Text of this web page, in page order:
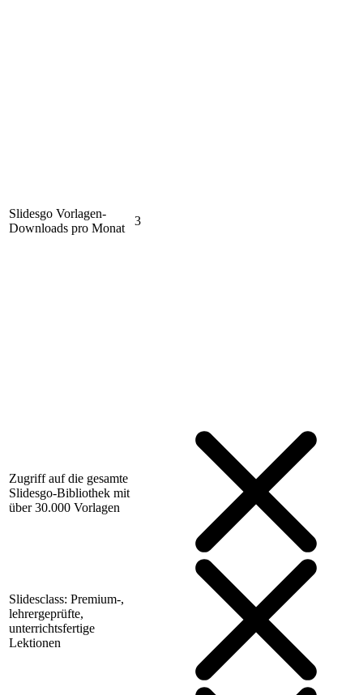
Slidesgo Vorlagen-
Downloads pro Monat
3
Zugriff auf die gesamte
Slidesgo-Bibliothek mit
über 30.000 Vorlagen
Slidesclass: Premium-,
lehrergeprüfte,
unterrichtsfertige
Lektionen